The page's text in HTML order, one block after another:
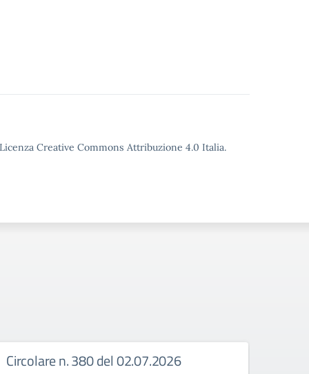
Creative Commons Attribuzione 4.0 Italia.
Circolare n. 380 del 02.07.2026